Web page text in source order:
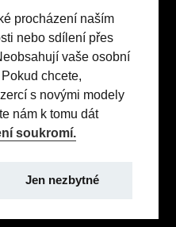
Realizace 2023Comin.cz, s.r.o.
lead management GROWITO
s DPH: 579 990 Kč,
pro fyzické osoby
procházení naším
nebo sdílení přes
vaše osobní
chcete,
s novými modely
nám k tomu dát
soukromí.
Jen nezbytné